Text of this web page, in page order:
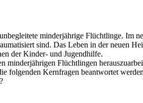
minderjährige Flüchtlinge. Im
sind. Das Leben in der neuen
der Kinder- und Jugendhilfe.
Flüchtlingen
folgenden Kernfragen beantwortet